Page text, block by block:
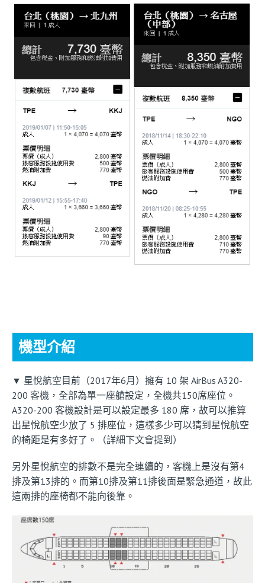
機型介紹
▼ 星悅航空目前（2017年6月）擁有 10 架 AirBus A320-
200 客機，全部為單一座艙設定，全機共150席座位。
A320-200 客機設計是可以設定最多 180 席，故可以推算
出星悅航空少放了 5 排座位，這樣多少可以猜到星悅航空
的椅距是有多好了。（詳細下文會提到）
另外星悅航空的排數不是完全連續的，客機上是沒有第4
排及第13排的。而第10排及第11排後面是緊急通道，故此
這兩排的座椅都不能向後靠。